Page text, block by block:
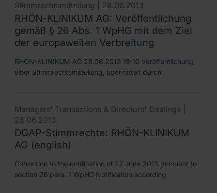
Stimmrechtsmitteilung | 28.06.2013
RHÖN-KLINIKUM AG: Veröffentlichung
gemäß § 26 Abs. 1 WpHG mit dem Ziel
der europaweiten Verbreitung
RHÖN-KLINIKUM AG 28.06.2013 19:10 Veröffentlichung
einer Stimmrechtsmitteilung, übermittelt durch
Managers' Transactions & Directors' Dealings |
28.06.2013
DGAP-Stimmrechte: RHÖN-KLINIKUM
AG (english)
Correction to the notification of 27 June 2013 pursuant to
section 26 para. 1 WpHG Notification according